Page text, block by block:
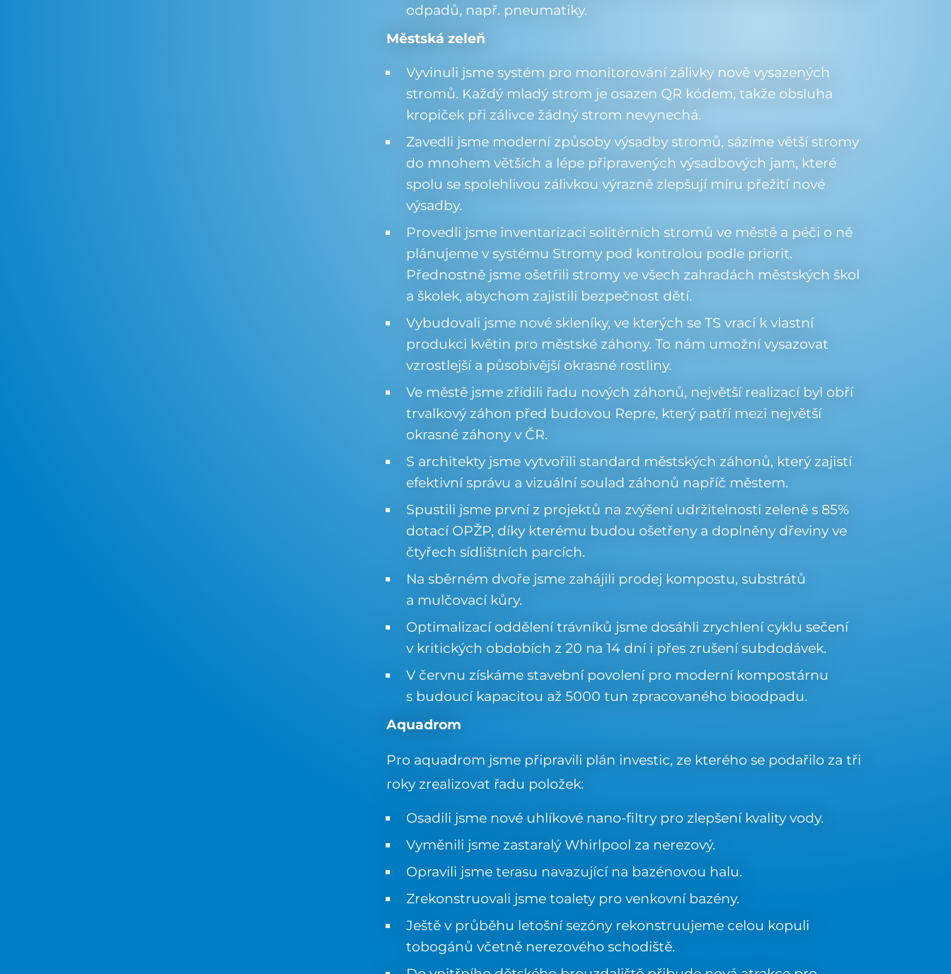
odpadů, např. pneumatiky.
Městská zeleň
Vyvinuli jsme systém pro monitorování zálivky nově vysazených
stromů. Každý mladý strom je osazen QR kódem, takže obsluha
kropiček při zálivce žádný strom nevynechá.
Zavedli jsme moderní způsoby výsadby stromů, sázíme větší stromy
do mnohem větších a lépe připravených výsadbových jam, které
spolu se spolehlivou zálivkou výrazně zlepšují míru přežití nové
výsadby.
Provedli jsme inventarizaci solitérních stromů ve městě a péči o ně
plánujeme v systému Stromy pod kontrolou podle priorit.
Přednostně jsme ošetřili stromy ve všech zahradách městských škol
a školek, abychom zajistili bezpečnost dětí.
Vybudovali jsme nové skleníky, ve kterých se TS vrací k vlastní
produkci květin pro městské záhony. To nám umožní vysazovat
vzrostlejší a působivější okrasné rostliny.
Ve městě jsme zřídili řadu nových záhonů, největší realizací byl obří
trvalkový záhon před budovou Repre, který patří mezi největší
okrasné záhony v ČR.
S architekty jsme vytvořili standard městských záhonů, který zajistí
efektivní správu a vizuální soulad záhonů napříč městem.
Spustili jsme první z projektů na zvýšení udržitelnosti zeleně s 85%
dotací OPŽP, díky kterému budou ošetřeny a doplněny dřeviny ve
čtyřech sídlištních parcích.
Na sběrném dvoře jsme zahájili prodej kompostu, substrátů
a mulčovací kůry.
Optimalizací oddělení trávníků jsme dosáhli zrychlení cyklu sečení
v kritických obdobích z 20 na 14 dní i přes zrušení subdodávek.
V červnu získáme stavební povolení pro moderní kompostárnu
s budoucí kapacitou až 5000 tun zpracovaného bioodpadu.
Aquadrom
Pro aquadrom jsme připravili plán investic, ze kterého se podařilo za tři
roky zrealizovat řadu položek:
Osadili jsme nové uhlíkové nano-filtry pro zlepšení kvality vody.
Vyměnili jsme zastaralý Whirlpool za nerezový.
Opravili jsme terasu navazující na bazénovou halu.
Zrekonstruovali jsme toalety pro venkovní bazény.
Ještě v průběhu letošní sezóny rekonstruujeme celou kopuli
tobogánů včetně nerezového schodiště.